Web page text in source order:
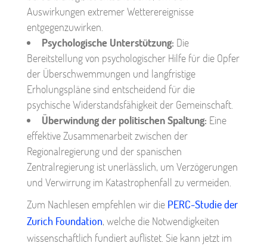
Auswirkungen extremer Wetterereignisse
entgegenzuwirken.
Psychologische Unterstützung: Die
Bereitstellung von psychologischer Hilfe für die Opfer
der Überschwemmungen und langfristige
Erholungspläne sind entscheidend für die
psychische Widerstandsfähigkeit der Gemeinschaft.
Überwindung der politischen Spaltung: Eine
effektive Zusammenarbeit zwischen der
Regionalregierung und der spanischen
Zentralregierung ist unerlässlich, um Verzögerungen
und Verwirrung im Katastrophenfall zu vermeiden.
Zum Nachlesen empfehlen wir die PERC-Studie der
Zurich Foundation, welche die Notwendigkeiten
wissenschaftlich fundiert auflistet. Sie kann jetzt im